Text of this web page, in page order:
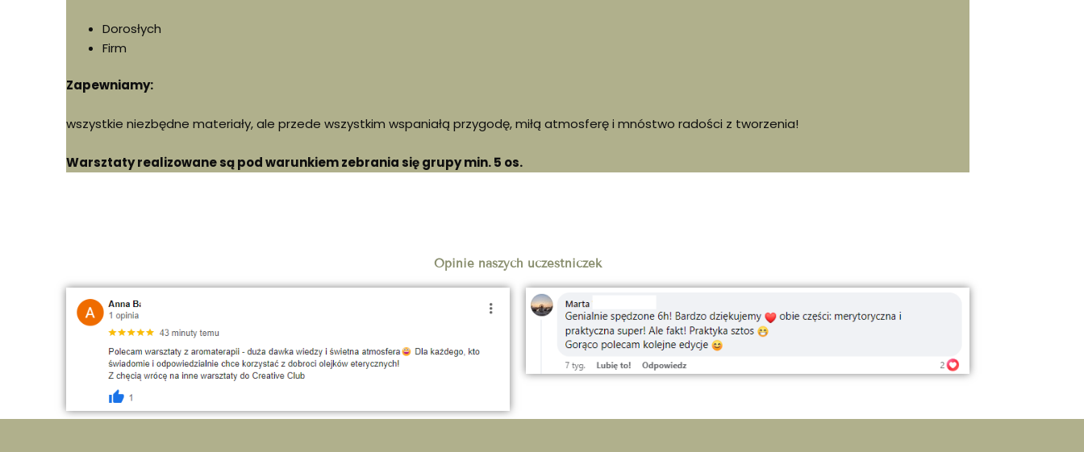
Dorosłych
Firm
Zapewniamy:
wszystkie niezbędne materiały, ale przede wszystkim wspaniałą przygodę, miłą atmosferę i mnóstwo radości z tworzenia!
Warsztaty realizowane są pod warunkiem zebrania się grupy min. 5 os.
Opinie naszych uczestniczek